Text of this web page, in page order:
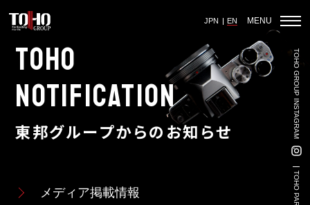
JPN EN MENU
Home
Auto Parts Sales
Used Car Sales
TOHO GROUP INSTAGRAM
TOHO
NOTIFICATION
東邦グループからのお知らせ
メディア掲載情報